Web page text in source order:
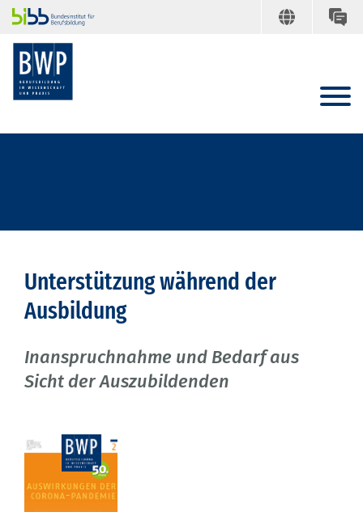
Unterstützung während der
Ausbildung
Inanspruchnahme und Bedarf aus
Sicht der Auszubildenden